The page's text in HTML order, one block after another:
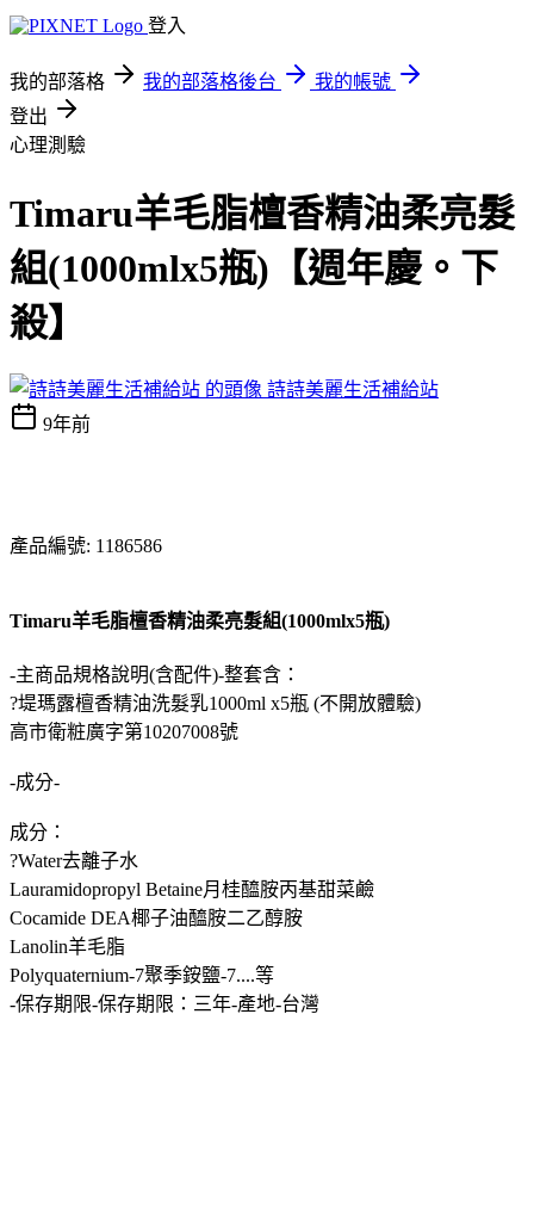
登入
我的部落格 我的部落格後台
我的帳號
登出
心理測驗
Timaru羊毛脂檀香精油柔亮髮
組(1000mlx5瓶)【週年慶。下
殺】
詩詩美麗生活補給站
9年前
產品編號: 1186586
Timaru羊毛脂檀香精油柔亮髮組(1000mlx5瓶)
-主商品規格說明(含配件)-整套含：
?堤瑪露檀香精油洗髮乳1000ml x5瓶 (不開放體驗)
高市衛粧廣字第10207008號
-成分-
成分：
?Water去離子水
Lauramidopropyl Betaine月桂醯胺丙基甜菜鹼
Cocamide DEA椰子油醯胺二乙醇胺
Lanolin羊毛脂
Polyquaternium-7聚季銨鹽-7....等
-保存期限-保存期限：三年-產地-台灣